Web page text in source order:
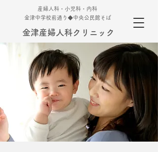
産婦人科・小児科・内科
金津中学校前通り◆中央公民館そば
金津産婦人科クリニック